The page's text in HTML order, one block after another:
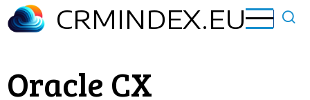
Přejít
CRMINDEX.EU
Oracle CX